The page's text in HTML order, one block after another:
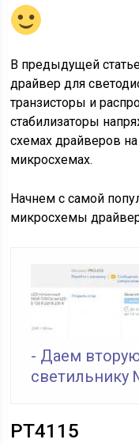
В предыдущей
драйвер для
транзисторы и
стабилизаторы
схемах драйверов на
микросхемах.
Начнем с самой
микросхемы
- Даем
светильнику
PT4115